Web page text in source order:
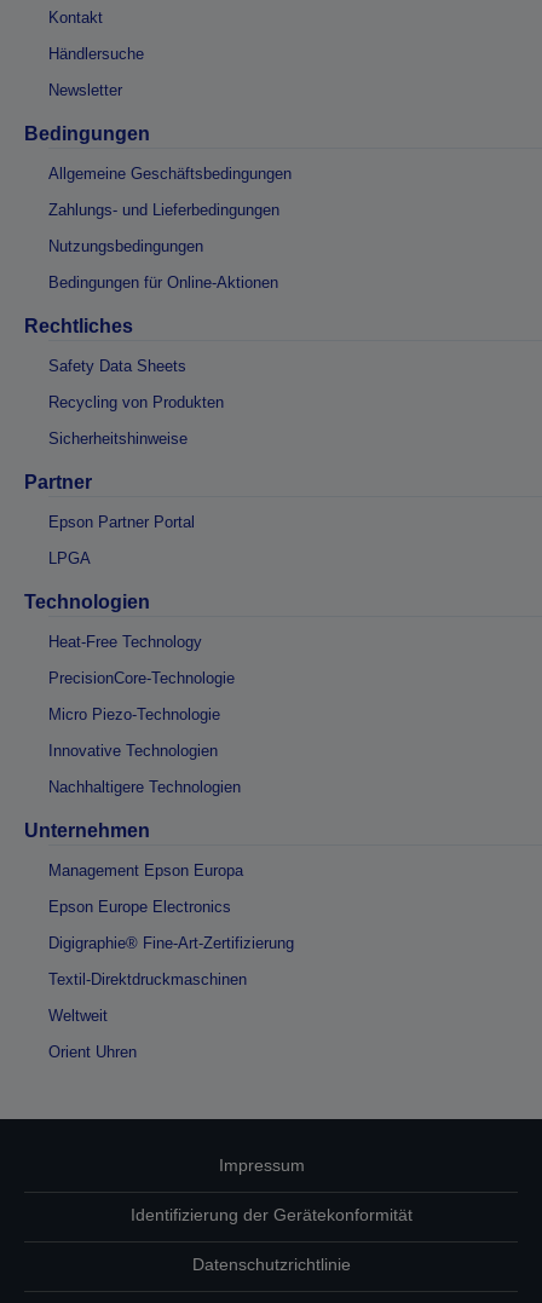
Kontakt
Händlersuche
Newsletter
Bedingungen
Allgemeine Geschäftsbedingungen
Zahlungs- und Lieferbedingungen
Nutzungsbedingungen
Bedingungen für Online-Aktionen
Rechtliches
Safety Data Sheets
Recycling von Produkten
Sicherheitshinweise
Partner
Epson Partner Portal
LPGA
Technologien
Heat-Free Technology
PrecisionCore-Technologie
Micro Piezo-Technologie
Innovative Technologien
Nachhaltigere Technologien
Unternehmen
Management Epson Europa
Epson Europe Electronics
Digigraphie® Fine-Art-Zertifizierung
Textil-Direktdruckmaschinen
Weltweit
Orient Uhren
Impressum
Identifizierung der Gerätekonformität
Datenschutzrichtlinie